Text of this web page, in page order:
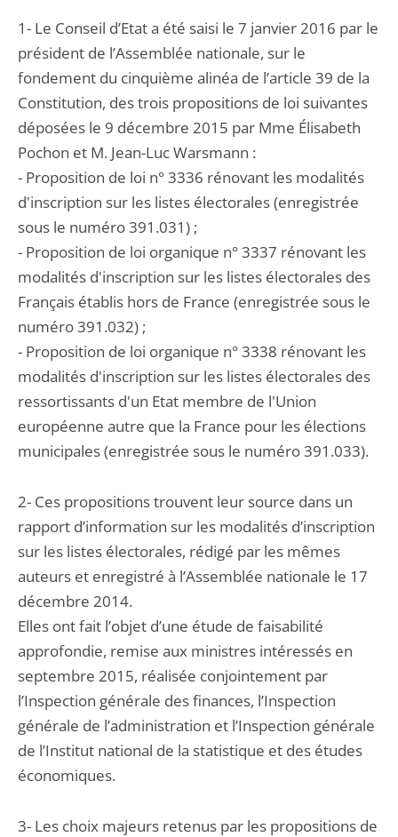
1- Le Conseil d’Etat a été saisi le 7 janvier 2016 par le
président de l’Assemblée nationale, sur le
fondement du cinquième alinéa de l’article 39 de la
Constitution, des trois propositions de loi suivantes
déposées le 9 décembre 2015 par Mme Élisabeth
Pochon et M. Jean-Luc Warsmann :
- Proposition de loi n° 3336 rénovant les modalités
d'inscription sur les listes électorales (enregistrée
sous le numéro 391.031) ;
- Proposition de loi organique n° 3337 rénovant les
modalités d'inscription sur les listes électorales des
Français établis hors de France (enregistrée sous le
numéro 391.032) ;
- Proposition de loi organique n° 3338 rénovant les
modalités d'inscription sur les listes électorales des
ressortissants d'un Etat membre de l'Union
européenne autre que la France pour les élections
municipales (enregistrée sous le numéro 391.033).
2- Ces propositions trouvent leur source dans un
rapport d’information sur les modalités d’inscription
sur les listes électorales, rédigé par les mêmes
auteurs et enregistré à l’Assemblée nationale le 17
décembre 2014.
Elles ont fait l’objet d’une étude de faisabilité
approfondie, remise aux ministres intéressés en
septembre 2015, réalisée conjointement par
l’Inspection générale des finances, l’Inspection
générale de l’administration et l’Inspection générale
de l’Institut national de la statistique et des études
économiques.
3- Les choix majeurs retenus par les propositions de